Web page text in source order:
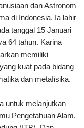
dan Astronom
di Indonesia. Ia lahir
tanggal 15 Januari
64 tahun. Karina
memiliki
kuat pada bidang
dan metafisika.
untuk melanjutkan
Pengetahuan Alam,